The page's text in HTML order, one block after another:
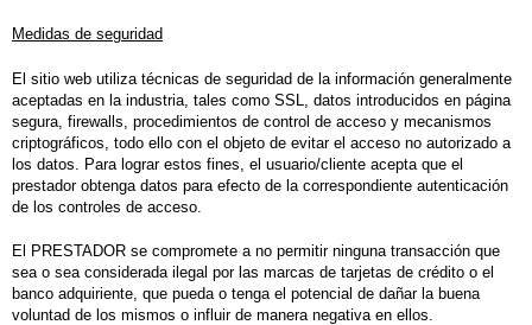
Medidas de seguridad
El sitio web utiliza técnicas de seguridad de la información generalmente
aceptadas en la industria, tales como SSL, datos introducidos en página
segura, firewalls, procedimientos de control de acceso y mecanismos
criptográficos, todo ello con el objeto de evitar el acceso no autorizado a
los datos. Para lograr estos fines, el usuario/cliente acepta que el
prestador obtenga datos para efecto de la correspondiente autenticación
de los controles de acceso.
El PRESTADOR se compromete a no permitir ninguna transacción que
sea o sea considerada ilegal por las marcas de tarjetas de crédito o el
banco adquiriente, que pueda o tenga el potencial de dañar la buena
voluntad de los mismos o influir de manera negativa en ellos.